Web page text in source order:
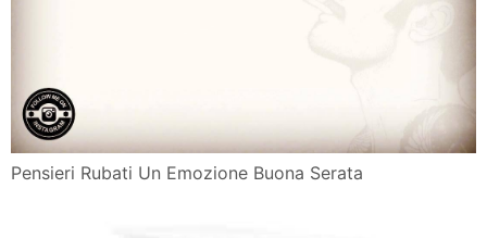
Pensieri Rubati Un Emozione Buona Serata